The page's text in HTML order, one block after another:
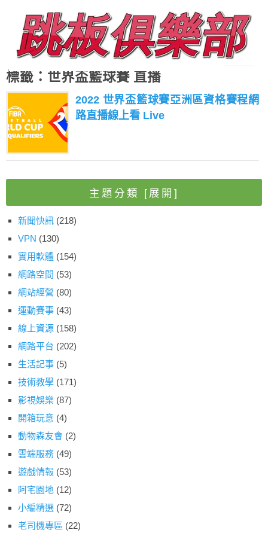
標籤：世界盃籃球賽 直播
2022 世界盃籃球賽亞洲區資格賽程網
路直播線上看 Live
主題分類 [展開]
新聞快訊 (218)
VPN (130)
實用軟體 (154)
網路空間 (53)
網站經營 (80)
運動賽事 (43)
線上資源 (158)
網路平台 (202)
生活記事 (5)
技術教學 (171)
影視娛樂 (87)
開箱玩意 (4)
動物森友會 (2)
雲端服務 (49)
遊戲情報 (53)
阿宅園地 (12)
小編精選 (72)
老司機專區 (22)